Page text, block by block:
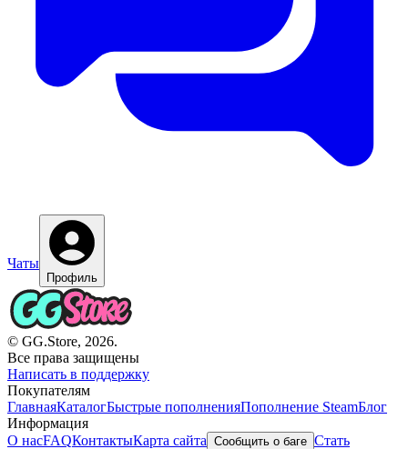
Чаты
Профиль
© GG.Store, 2026.
Все права защищены
Написать в поддержку
Покупателям
ГлавнаяКаталогБыстрые пополненияПополнение SteamБлог
Информация
О насFAQКонтактыКарта сайта Сообщить о баге Стать